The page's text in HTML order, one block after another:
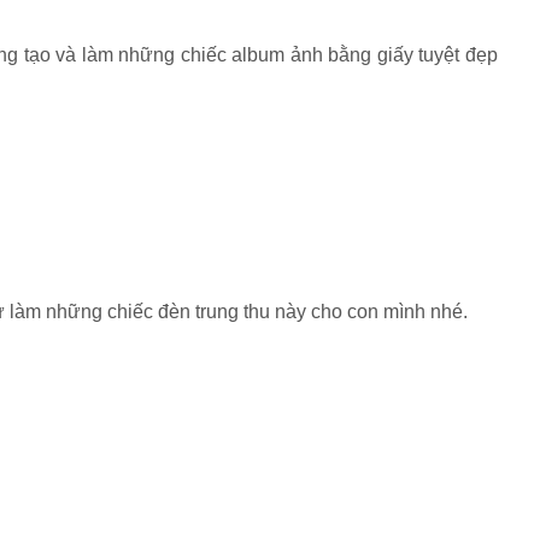
tạo và làm những chiếc album ảnh bằng giấy tuyệt đẹp
những chiếc đèn trung thu này cho con mình nhé.